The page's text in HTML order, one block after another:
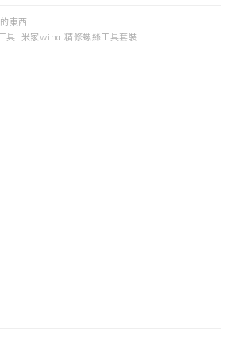
東西
具, 米家wiha 精修螺絲工具套裝